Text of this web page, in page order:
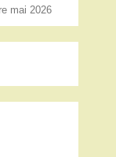
mai 2026